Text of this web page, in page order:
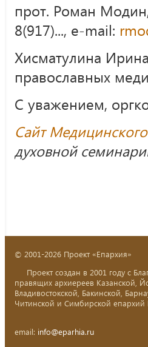
прот. Роман
8(917)..., e-mail:
Хисматулина
православных
С уважением,
Сайт
духовной
© 2001-2026 Проект «Епархия»
Проект создан в 2001 году с
правящих архиереев Казанской,
Владивостокской, Бакинской,
Читинской и Симбирской епархий
email: info@eparhia.ru